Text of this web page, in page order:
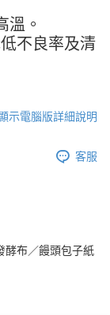
示為準，若有關於
「AFTEE先享後付
home
付」服務完成之交
本公司不負相關責
惡意使用之情形，
取法律行動。
重量在9~
溫。
不良率及清
示電腦版詳細說明
客服
酵布／饅頭包子紙